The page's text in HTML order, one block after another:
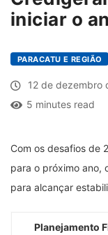
iniciar o
PARACATU E REGIÃO
12 de dezembro
5 minutes read
Com os desafios de
para o próximo ano,
para alcançar
Planejamento